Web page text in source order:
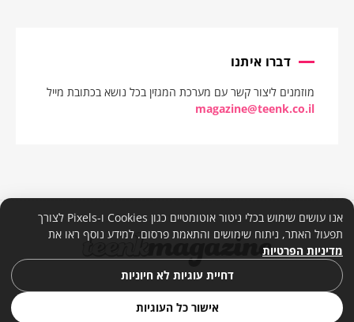
דברו איתנו
מוזמנים ליצור קשר עם מערכת המגזין בכל נושא בכתובת מייל
magazine@teenk.co.il
מדיניות פרטיות
אנו עושים שימוש בכלי ניטור אוטומטיים כגון Cookies ו-Pixels לצורך
תפעול האתר, ניתוח שימושים והתאמת פרסום. למידע נוסף ראו את
מדיניות הפרטיות
דחיית עוגיות לא חיוניות
אישור כל העוגיות